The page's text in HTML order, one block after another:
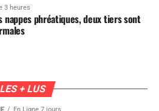
3 heures
nappes phréatiques, deux tiers sont
LES + LUS
En Ligne 7 jours